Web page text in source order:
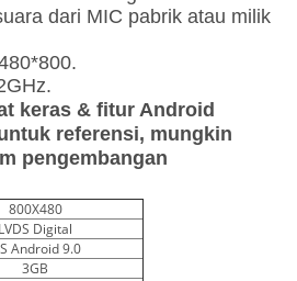
dari MIC pabrik atau milik
keras & fitur Android
referensi, mungkin
pengembangan
800X480
LVDS Digital
Android 9.0
3GB